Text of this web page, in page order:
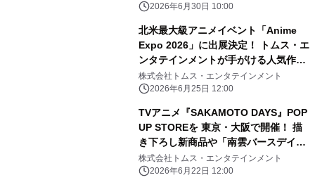
貴、ベイビースイート役：村瀬歩 豪
ゆいな／森川智之の オフィシャルコメ
ントが解禁！
2026年6月30日 10:00
北米最大級アニメイベント「Anime
Expo 2026」に出展決定！ トムス・エ
ンタテインメントが手がける人気作品
が集結し “日本のお祭り”体験を展開
株式会社トムス・エンタテインメント
2026年6月25日 12:00
TVアニメ『SAKAMOTO DAYS』POP
UP STOREを 東京・大阪で開催！ 描
き下ろし新商品や「南雲バースデイ」
グッズが登場
株式会社トムス・エンタテインメント
2026年6月22日 12:00